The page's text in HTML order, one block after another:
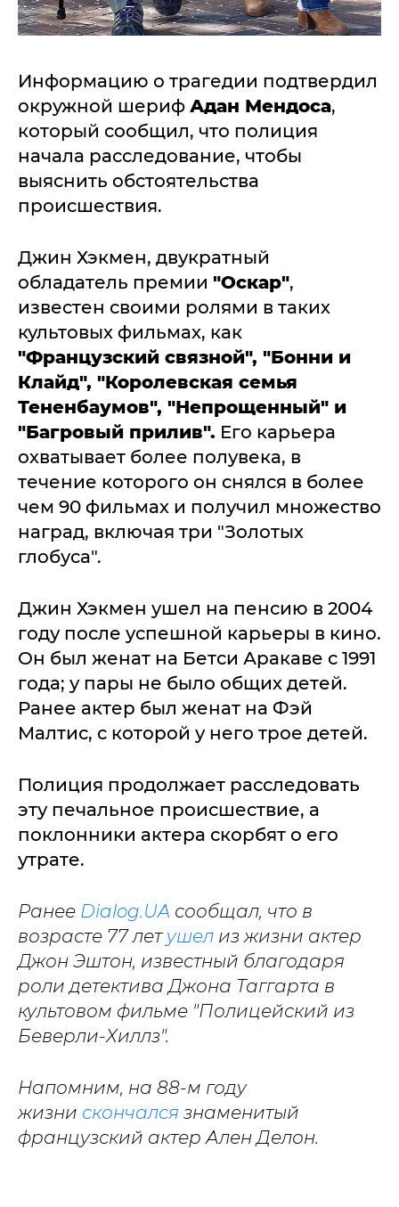
Информацию о трагедии подтвердил
окружной шериф Адан Мендоса,
который сообщил, что полиция
начала расследование, чтобы
выяснить обстоятельства
происшествия.
Джин Хэкмен, двукратный
обладатель премии "Оскар",
известен своими ролями в таких
культовых фильмах, как
"Французский связной", "Бонни и
Клайд", "Королевская семья
Тененбаумов", "Непрощенный" и
"Багровый прилив". Его карьера
охватывает более полувека, в
течение которого он снялся в более
чем 90 фильмах и получил множество
наград, включая три "Золотых
глобуса".
Джин Хэкмен ушел на пенсию в 2004
году после успешной карьеры в кино.
Он был женат на Бетси Аракаве с 1991
года; у пары не было общих детей.
Ранее актер был женат на Фэй
Малтис, с которой у него трое детей.
Полиция продолжает расследовать
эту печальное происшествие, а
поклонники актера скорбят о его
утрате.
Ранее Dialog.UA сообщал, что в
возрасте 77 лет ушел из жизни актер
Джон Эштон, известный благодаря
роли детектива Джона Таггарта в
культовом фильме "Полицейский из
Беверли-Хиллз".
Напомним, на 88-м году
жизни скончался знаменитый
французский актер Ален Делон.